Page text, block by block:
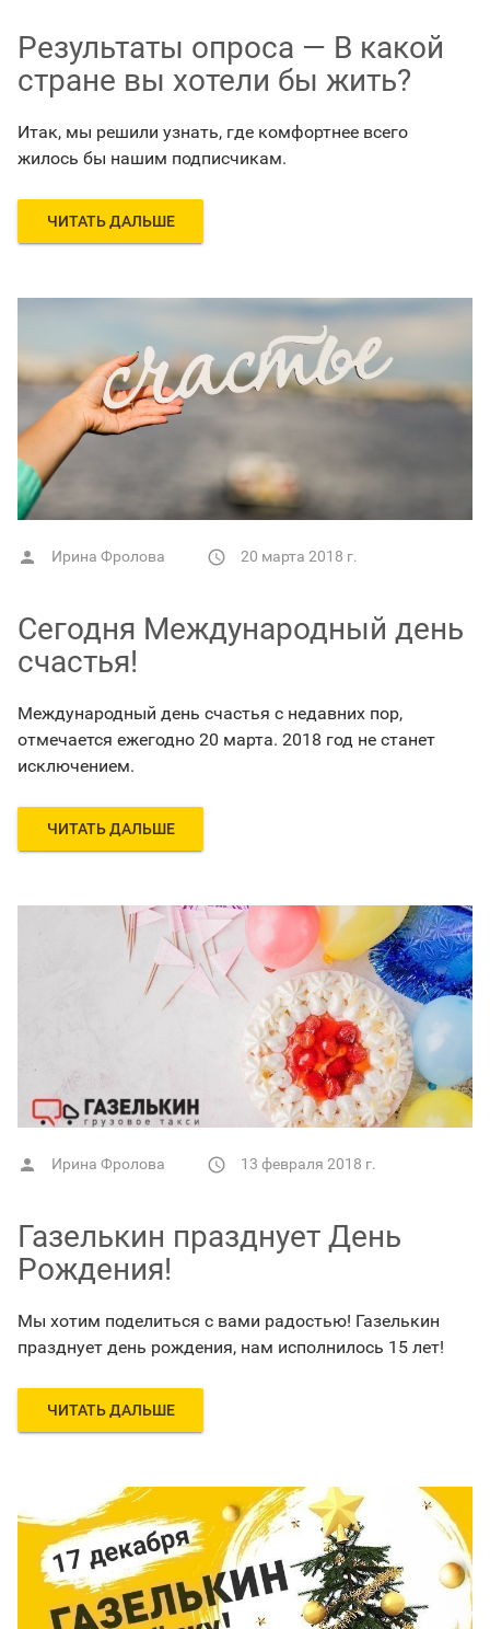
Результаты опроса — В какой
стране вы хотели бы жить?
Итак, мы решили узнать, где комфортнее всего
жилось бы нашим подписчикам.
ЧИТАТЬ ДАЛЬШЕ
 Ирина Фролова  20 марта 2018 г.
Сегодня Международный день
счастья!
Международный день счастья с недавних пор,
отмечается ежегодно 20 марта. 2018 год не станет
исключением.
ЧИТАТЬ ДАЛЬШЕ
 Ирина Фролова  13 февраля 2018 г.
Газелькин празднует День
Рождения!
Мы хотим поделиться с вами радостью! Газелькин
празднует день рождения, нам исполнилось 15 лет!
ЧИТАТЬ ДАЛЬШЕ